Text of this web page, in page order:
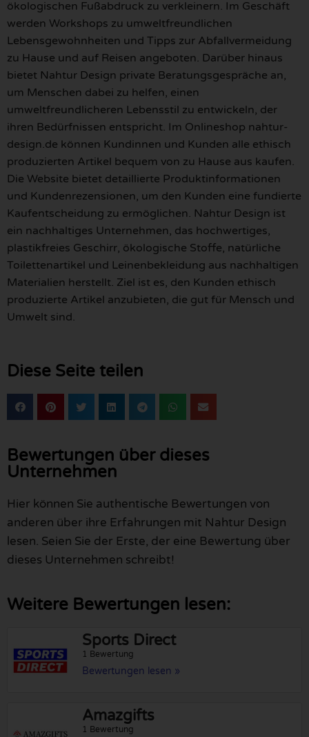
ökologischen Fußabdruck zu verkleinern. Im Geschäft
werden Workshops zu umweltfreundlichen
Lebensgewohnheiten und Tipps zur Abfallvermeidung
zu Hause und auf Reisen angeboten. Darüber hinaus
bietet Nahtur Design private Beratungsgespräche an,
um Menschen dabei zu helfen, einen
umweltfreundlicheren Lebensstil zu entwickeln, der
ihren Bedürfnissen entspricht. Im Onlineshop nahtur-
design.de können Kundinnen und Kunden alle ethisch
produzierten Artikel bequem von zu Hause aus kaufen.
Die Website bietet detaillierte Produktinformationen
und Kundenrezensionen, um den Kunden eine fundierte
Kaufentscheidung zu ermöglichen. Nahtur Design ist
ein nachhaltiges Unternehmen, das hochwertiges,
plastikfreies Geschirr, ökologische Stoffe, natürliche
Toilettenartikel und Leinenbekleidung aus nachhaltigen
Materialien herstellt. Ziel ist es, den Kunden ethisch
produzierte Artikel anzubieten, die gut für Mensch und
Umwelt sind.
Diese Seite teilen
Bewertungen über dieses
Unternehmen
Hier können Sie authentische Bewertungen von
anderen über ihre Erfahrungen mit Nahtur Design
lesen. Seien Sie der Erste, der eine Bewertung über
dieses Unternehmen schreibt!
Weitere Bewertungen lesen:
Sports Direct
1 Bewertung
Bewertungen lesen »
Amazgifts
1 Bewertung